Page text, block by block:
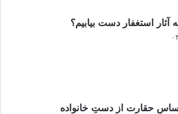
آثار استغفار دست بیابیم؟
حقارت از دستِ خانواده